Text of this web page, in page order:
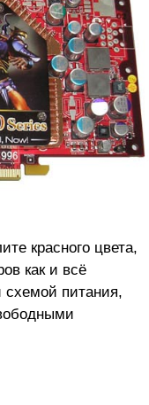
красного цвета,
как и всё
схемой питания,